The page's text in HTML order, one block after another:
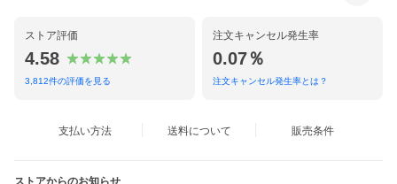
ストア評価
4.58
3,812件の評価を見る
注文キャンセル発生率
0.07％
注文キャンセル発生率とは？
支払い方法 送料について 販売条件